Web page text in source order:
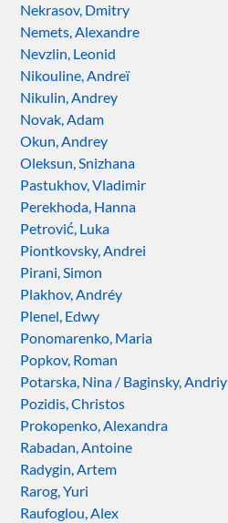
Nekrasov, Dmitry
Nemets, Alexandre
Nevzlin, Leonid
Nikouline, Andreï
Nikulin, Andrey
Novak, Adam
Okun, Andrey
Oleksun, Snizhana
Pastukhov, Vladimir
Perekhoda, Hanna
Petrović, Luka
Piontkovsky, Andrei
Pirani, Simon
Plakhov, Andréy
Plenel, Edwy
Ponomarenko, Maria
Popkov, Roman
Potarska, Nina / Baginsky, Andriy
Pozidis, Christos
Prokopenko, Alexandra
Rabadan, Antoine
Radygin, Artem
Rarog, Yuri
Raufoglou, Alex